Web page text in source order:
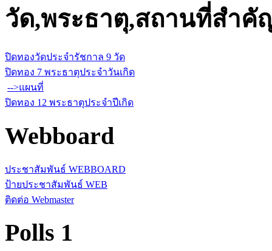
วัด,พระธาตุ,สถานที่สำคั
ปิดทองวัดประจำรัชกาล 9 วัด
ปิดทอง 7 พระธาตุประจำวันเกิด
-->แผนที่
ปิดทอง 12 พระธาตุประจำปีเกิด
Webboard
ประชาสัมพันธ์ WEBBOARD
ป้ายประชาสัมพันธ์ WEB
ติดต่อ Webmaster
Polls 1